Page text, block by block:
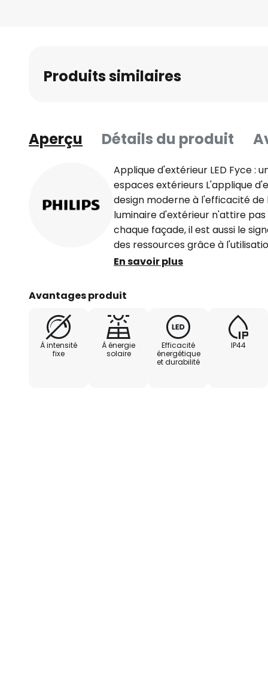
Produits similaires
Aperçu Détails du produit
Applique d'extérieur LED Fyce :
espaces extérieurs L'applique
design moderne à l'efficacité de
luminaire d'extérieur n'attire
chaque façade, il est aussi le
des ressources grâce à
style moderne, le luminaire
d'éclairage à faible
fiable qui, grâce à sa fonction
d'énergie externes.
En savoir plus
Avantages produit
À intensité
fixe
À énergie
solaire
Efficacité
énergétique
et durabilité
IP44